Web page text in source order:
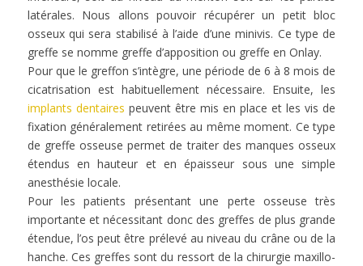
latérales. Nous allons pouvoir récupérer un petit bloc
osseux qui sera stabilisé à l’aide d’une minivis. Ce type de
greffe se nomme greffe d’apposition ou greffe en Onlay.
Pour que le greffon s’intègre, une période de 6 à 8 mois de
cicatrisation est habituellement nécessaire. Ensuite, les
implants dentaires peuvent être mis en place et les vis de
fixation généralement retirées au même moment. Ce type
de greffe osseuse permet de traiter des manques osseux
étendus en hauteur et en épaisseur sous une simple
anesthésie locale.
Pour les patients présentant une perte osseuse très
importante et nécessitant donc des greffes de plus grande
étendue, l’os peut être prélevé au niveau du crâne ou de la
hanche. Ces greffes sont du ressort de la chirurgie maxillo-